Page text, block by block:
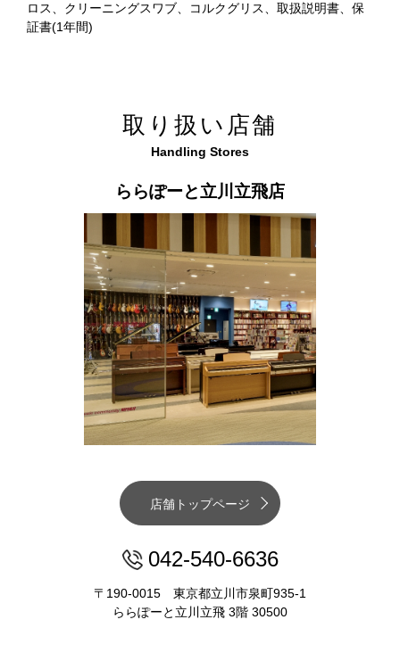
ロス、クリーニングスワブ、コルクグリス、取扱説明書、保
証書(1年間)
取り扱い店舗
Handling Stores
ららぽーと立川立飛店
店舗トップページ
042-540-6636
〒190-0015 東京都立川市泉町935-1
ららぽーと立川立飛 3階 30500